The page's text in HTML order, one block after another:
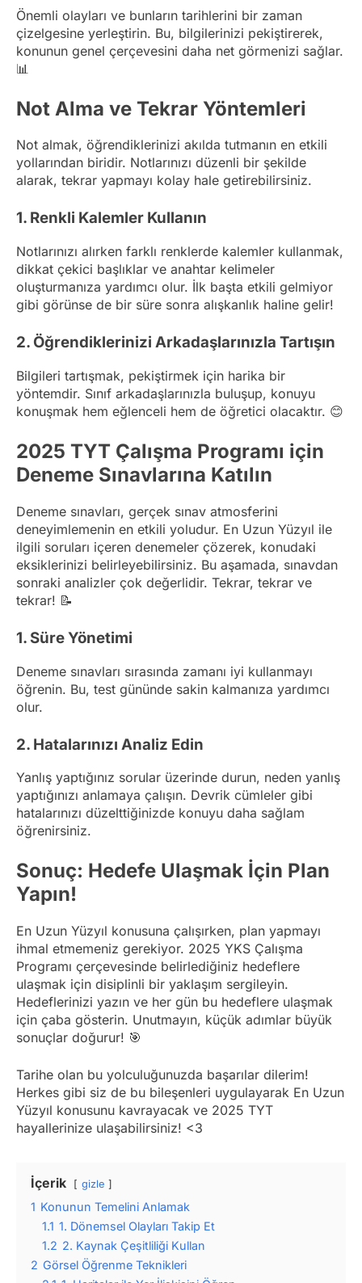
Önemli olayları ve bunların tarihlerini bir zaman
çizelgesine yerleştirin. Bu, bilgilerinizi pekiştirerek,
konunun genel çerçevesini daha net görmenizi sağlar.
📊
Not Alma ve Tekrar Yöntemleri
Not almak, öğrendiklerinizi akılda tutmanın en etkili
yollarından biridir. Notlarınızı düzenli bir şekilde
alarak, tekrar yapmayı kolay hale getirebilirsiniz.
1. Renkli Kalemler Kullanın
Notlarınızı alırken farklı renklerde kalemler kullanmak,
dikkat çekici başlıklar ve anahtar kelimeler
oluşturmanıza yardımcı olur. İlk başta etkili gelmiyor
gibi görünse de bir süre sonra alışkanlık haline gelir!
2. Öğrendiklerinizi Arkadaşlarınızla Tartışın
Bilgileri tartışmak, pekiştirmek için harika bir
yöntemdir. Sınıf arkadaşlarınızla buluşup, konuyu
konuşmak hem eğlenceli hem de öğretici olacaktır. 😊
2025 TYT Çalışma Programı için
Deneme Sınavlarına Katılın
Deneme sınavları, gerçek sınav atmosferini
deneyimlemenin en etkili yoludur. En Uzun Yüzyıl ile
ilgili soruları içeren denemeler çözerek, konudaki
eksiklerinizi belirleyebilirsiniz. Bu aşamada, sınavdan
sonraki analizler çok değerlidir. Tekrar, tekrar ve
tekrar! 📝
1. Süre Yönetimi
Deneme sınavları sırasında zamanı iyi kullanmayı
öğrenin. Bu, test gününde sakin kalmanıza yardımcı
olur.
2. Hatalarınızı Analiz Edin
Yanlış yaptığınız sorular üzerinde durun, neden yanlış
yaptığınızı anlamaya çalışın. Devrik cümleler gibi
hatalarınızı düzelttiğinizde konuyu daha sağlam
öğrenirsiniz.
Sonuç: Hedefe Ulaşmak İçin Plan
Yapın!
En Uzun Yüzyıl konusuna çalışırken, plan yapmayı
ihmal etmemeniz gerekiyor. 2025 YKS Çalışma
Programı çerçevesinde belirlediğiniz hedeflere
ulaşmak için disiplinli bir yaklaşım sergileyin.
Hedeflerinizi yazın ve her gün bu hedeflere ulaşmak
için çaba gösterin. Unutmayın, küçük adımlar büyük
sonuçlar doğurur! 🎯
Tarihe olan bu yolculuğunuzda başarılar dilerim!
Herkes gibi siz de bu bileşenleri uygulayarak En Uzun
Yüzyıl konusunu kavrayacak ve 2025 TYT
hayallerinize ulaşabilirsiniz! <3
İçerik gizle
1 Konunun Temelini Anlamak
1.1 1. Dönemsel Olayları Takip Et
1.2 2. Kaynak Çeşitliliği Kullan
2 Görsel Öğrenme Teknikleri